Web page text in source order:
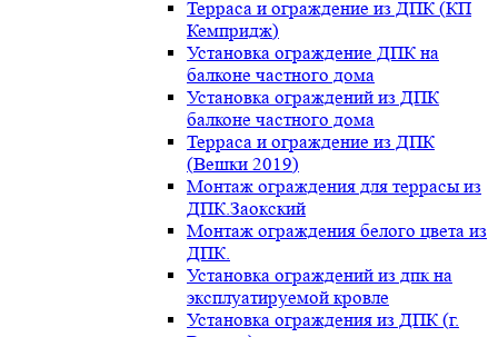
Терраса и ограждение из ДПК (КП
Кемпридж)
Установка ограждение ДПК на
балконе частного дома
Установка ограждений из ДПК
балконе частного дома
Терраса и ограждение из ДПК
(Вешки 2019)
Монтаж ограждения для террасы из
ДПК.Заокский
Монтаж ограждения белого цвета из
ДПК.
Установка ограждений из дпк на
эксплуатируемой кровле
Установка ограждения из ДПК (г.